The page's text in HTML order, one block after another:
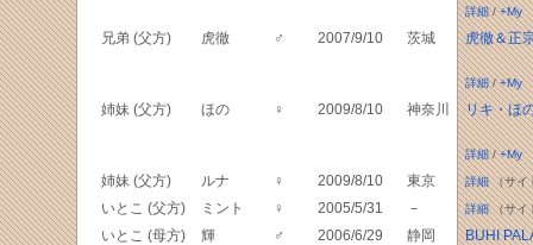
詳細/+My
兄弟 (父方) 虎徹 ♂ 2007/9/10 茨城 虎徹＆正
詳細/+My
姉妹 (父方) ほの ♀ 2009/8/10 神奈川 リキ・ほ
詳細/+My
姉妹 (父方) ルナ ♀ 2009/8/10 東京 詳細（サイ
いとこ (父方) ミント ♀ 2005/5/31 － 詳細（サイ
いとこ (母方) 輝 ♂ 2006/6/29 静岡 BUHI